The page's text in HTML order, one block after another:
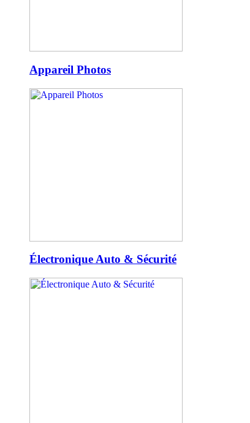
Appareil Photos
Électronique Auto & Sécurité